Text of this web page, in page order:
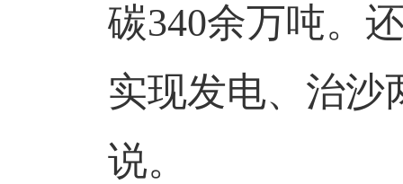
碳340余万吨。
实现发电、治沙
说。